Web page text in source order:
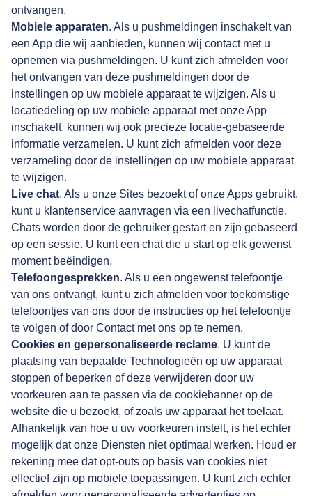
ontvangen.
Mobiele apparaten. Als u pushmeldingen inschakelt van
een App die wij aanbieden, kunnen wij contact met u
opnemen via pushmeldingen. U kunt zich afmelden voor
het ontvangen van deze pushmeldingen door de
instellingen op uw mobiele apparaat te wijzigen. Als u
locatiedeling op uw mobiele apparaat met onze App
inschakelt, kunnen wij ook precieze locatie-gebaseerde
informatie verzamelen. U kunt zich afmelden voor deze
verzameling door de instellingen op uw mobiele apparaat
te wijzigen.
Live chat. Als u onze Sites bezoekt of onze Apps gebruikt,
kunt u klantenservice aanvragen via een livechatfunctie.
Chats worden door de gebruiker gestart en zijn gebaseerd
op een sessie. U kunt een chat die u start op elk gewenst
moment beëindigen.
Telefoongesprekken. Als u een ongewenst telefoontje
van ons ontvangt, kunt u zich afmelden voor toekomstige
telefoontjes van ons door de instructies op het telefoontje
te volgen of door Contact met ons op te nemen.
Cookies en gepersonaliseerde reclame. U kunt de
plaatsing van bepaalde Technologieën op uw apparaat
stoppen of beperken of deze verwijderen door uw
voorkeuren aan te passen via de cookiebanner op de
website die u bezoekt, of zoals uw apparaat het toelaat.
Afhankelijk van hoe u uw voorkeuren instelt, is het echter
mogelijk dat onze Diensten niet optimaal werken. Houd er
rekening mee dat opt-outs op basis van cookies niet
effectief zijn op mobiele toepassingen. U kunt zich echter